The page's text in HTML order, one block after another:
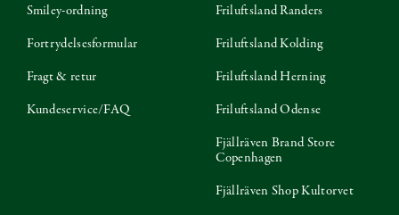
Smiley-ordning
Fortrydelsesformular
Fragt & retur
Kundeservice/FAQ
Friluftsland Randers
Friluftsland Kolding
Friluftsland Herning
Friluftsland Odense
Fjällräven Brand Store
Copenhagen
Fjällräven Shop Kultorvet